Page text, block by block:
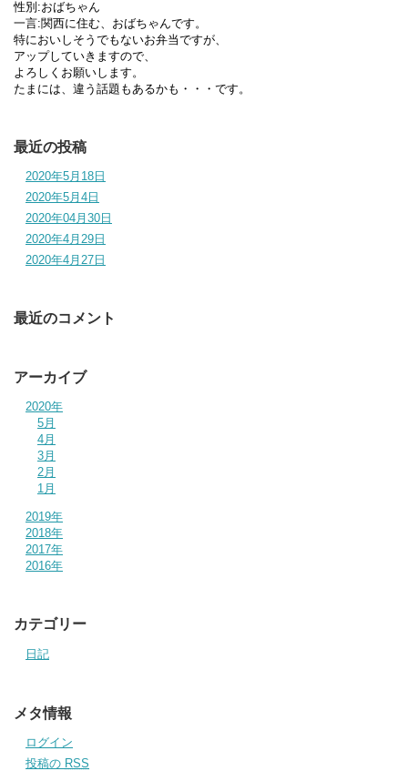
性別:おばちゃん
一言:関西に住む、おばちゃんです。
特においしそうでもないお弁当ですが、
アップしていきますので、
よろしくお願いします。
たまには、違う話題もあるかも・・・です。
最近の投稿
2020年5月18日
2020年5月4日
2020年04月30日
2020年4月29日
2020年4月27日
最近のコメント
アーカイブ
2020年
5月
4月
3月
2月
1月
2019年
2018年
2017年
2016年
カテゴリー
日記
メタ情報
ログイン
投稿の RSS